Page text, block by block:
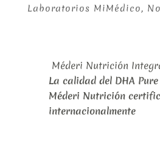
Laboratorios MiMédico,
Méderi Nutrición
La calidad del DHA
Méderi Nutrición
internacionalmente